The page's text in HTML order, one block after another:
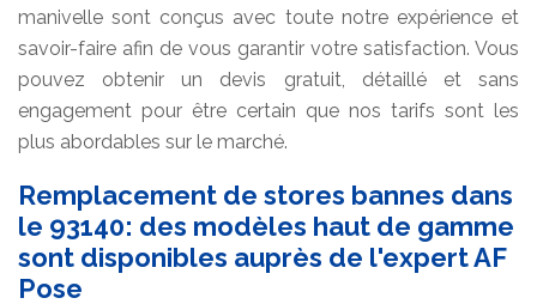
manivelle sont conçus avec toute notre expérience et
savoir-faire afin de vous garantir votre satisfaction. Vous
pouvez obtenir un devis gratuit, détaillé et sans
engagement pour être certain que nos tarifs sont les
plus abordables sur le marché.
Remplacement de stores bannes dans
le 93140: des modèles haut de gamme
sont disponibles auprès de l'expert AF
Pose